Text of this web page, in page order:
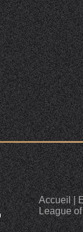
Accueil|
League